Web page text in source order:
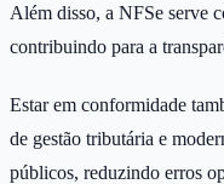
Além disso, a NFSe serve
contribuindo para a
Estar em conformidade
de gestão tributária e
públicos, reduzindo erros